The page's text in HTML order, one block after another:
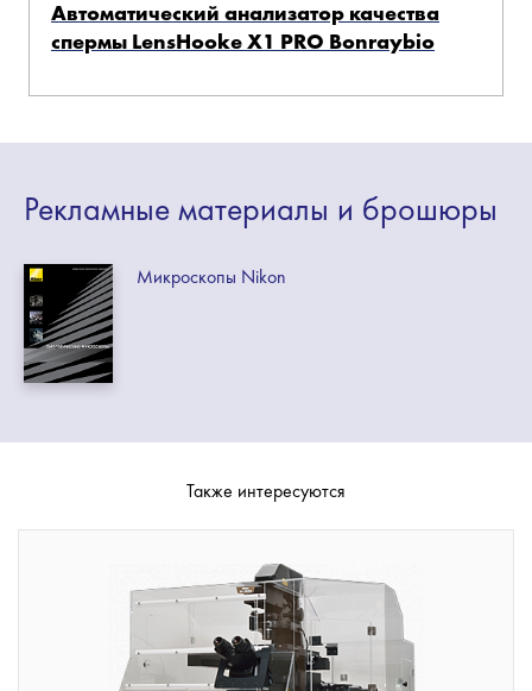
Автоматический анализатор качества
спермы LensHooke X1 PRO Bonraybio
Рекламные материалы и брошюры
Микроскопы Nikon
Также интересуются